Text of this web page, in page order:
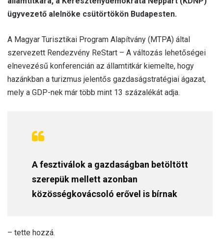
ügyvezető alelnöke csütörtökön Budapesten.
A Magyar Turisztikai Program Alapítvány (MTPA) által
szervezett Rendezvény ReStart – A változás lehetőségei
elnevezésű konferencián az államtitkár kiemelte, hogy
hazánkban a turizmus jelentős gazdaságstratégiai ágazat,
mely a GDP-nek már több mint 13 százalékát adja.
A fesztiválok a gazdaságban betöltött
szerepük mellett azonban
közösségkovácsoló erővel is bírnak
– tette hozzá.